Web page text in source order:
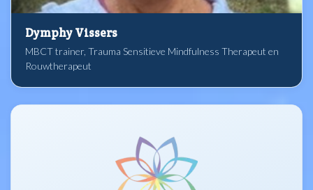
Dymphy Vissers
MBCT trainer, Trauma Sensitieve Mindfulness Therapeut en
Rouwtherapeut